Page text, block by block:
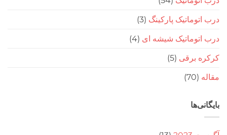
پارکینگ (3)
شیشه ای(4)
برقی(5)